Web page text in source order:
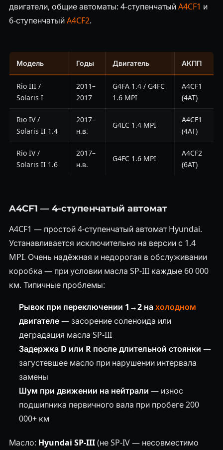
двигатели, общие автоматы: 4-ступенчатыйA4CF1 и
6-ступенчатыйA4CF2.
Модель Годы Двигатель АКПП
Rio III /
Solaris I
2011–
2017
G4FA 1.4 / G4FC
1.6 MPI
A4CF1
(4AT)
Rio IV /
Solaris II 1.4
2017–
н.в.
G4LC 1.4 MPI
A4CF1
(4AT)
Rio IV /
Solaris II 1.6
2017–
н.в.
G4FC 1.6 MPI
A4CF2
(6AT)
A4CF1 — 4-ступенчатый автомат
A4CF1 — простой 4-ступенчатый автомат Hyundai.
Устанавливается исключительно на версии с 1.4
MPI. Очень надёжная и недорогая в обслуживании
коробка — при условии масла SP-III каждые 60 000
км. Типичные проблемы:
Рывок при переключении 1→2 нахолодном
двигателе— засорение соленоида или
деградация масла SP-III
Задержка D или R после длительной стоянки —
загустевшее масло при нарушении интервала
замены
Шум при движении на нейтрали — износ
подшипника первичного вала при пробеге 200
000+ км
Масло: Hyundai SP-III(не SP-IV — несовместимо